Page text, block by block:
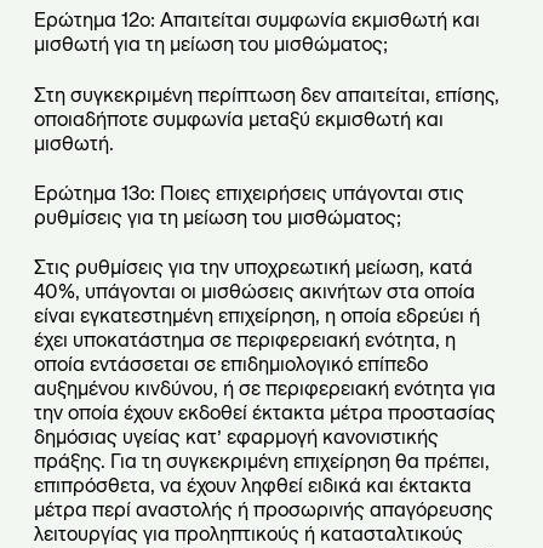
Ερώτημα 12ο: Απαιτείται συμφωνία εκμισθωτή και
μισθωτή για τη μείωση του μισθώματος;
Στη συγκεκριμένη περίπτωση δεν απαιτείται, επίσης,
οποιαδήποτε συμφωνία μεταξύ εκμισθωτή και
μισθωτή.
Ερώτημα 13ο: Ποιες επιχειρήσεις υπάγονται στις
ρυθμίσεις για τη μείωση του μισθώματος;
Στις ρυθμίσεις για την υποχρεωτική μείωση, κατά
40%, υπάγονται οι μισθώσεις ακινήτων στα οποία
είναι εγκατεστημένη επιχείρηση, η οποία εδρεύει ή
έχει υποκατάστημα σε περιφερειακή ενότητα, η
οποία εντάσσεται σε επιδημιολογικό επίπεδο
αυξημένου κινδύνου, ή σε περιφερειακή ενότητα για
την οποία έχουν εκδοθεί έκτακτα μέτρα προστασίας
δημόσιας υγείας κατ’ εφαρμογή κανονιστικής
πράξης. Για τη συγκεκριμένη επιχείρηση θα πρέπει,
επιπρόσθετα, να έχουν ληφθεί ειδικά και έκτακτα
μέτρα περί αναστολής ή προσωρινής απαγόρευσης
λειτουργίας για προληπτικούς ή κατασταλτικούς